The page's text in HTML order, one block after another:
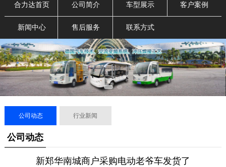
合力达首页 公司简介 车型展示 客户案例
新闻中心 售后服务 联系方式
公司动态 行业新闻
公司动态
新郑华南城商户采购电动老爷车发货了